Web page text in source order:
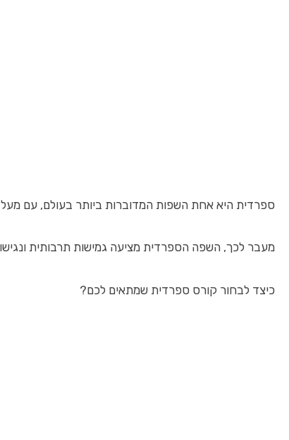
ספרדית היא אחת השפות המדוברות ביותר בעולם, עם מעל 580 מיליון דוברי שפה ברחבי הגלובוס. בשנת 2026,
מעבר לכך, השפה הספרדית מציעה גמישות תרבותית ונגישות ליותר מ-20 מדינות דוברות ספרדית, החל מארצות אמריקה הלטינית ועד ספרד עצמה. עם טכנולוגיות חדשות ללימוד שפות, ואפשרויות מקוונות מגוונות, כיום קל יותר מאי פעם
כיצד לבחור קורס ספרדית שמתאים לכם?